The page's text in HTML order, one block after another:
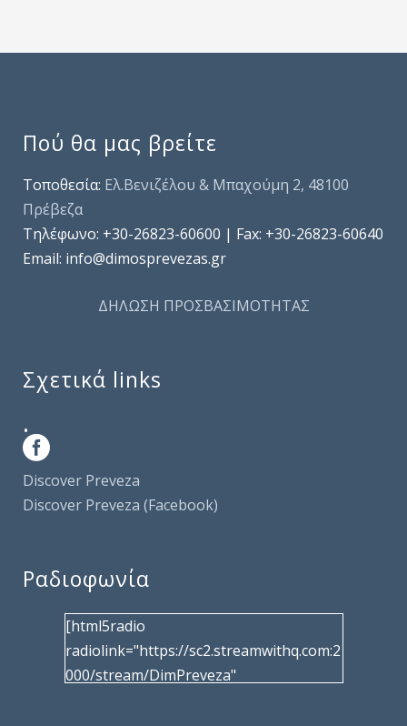
Πού θα μας βρείτε
Τοποθεσία: Ελ.Βενιζέλου & Μπαχούμη 2, 48100
Πρέβεζα
Τηλέφωνo: +30-26823-60600 | Fax: +30-26823-60640
Email: info@dimosprevezas.gr
ΔΗΛΩΣΗ ΠΡΟΣΒΑΣΙΜΟΤΗΤΑΣ
Σχετικά links
.
Discover Preveza
Discover Preveza (Facebook)
Ραδιοφωνία
[html5radio
radiolink="https://sc2.streamwithq.com:2
000/stream/DimPreveza"